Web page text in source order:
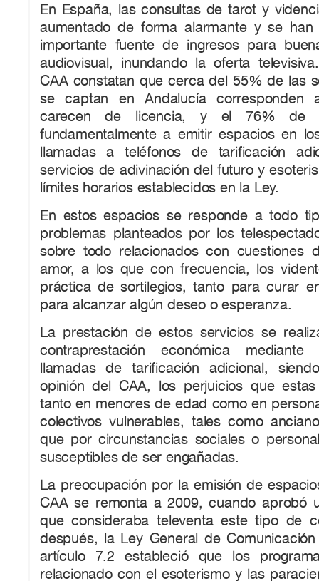
En España, las consultas de tarot y
aumentado de forma alarmante y se
importante fuente de ingresos para
audiovisual, inundando la oferta
CAA constatan que cerca del 55% de las
se captan en Andalucía corresponden
carecen de licencia, y el 76% de
fundamentalmente a emitir espacios en
llamadas a teléfonos de tarificación
servicios de adivinación del futuro y
límites horarios establecidos en la Ley.
En estos espacios se responde a todo
problemas planteados por los
sobre todo relacionados con cuestiones
amor, a los que con frecuencia, los
práctica de sortilegios, tanto para curar
para alcanzar algún deseo o esperanza.
La prestación de estos servicios se
contraprestación económica
llamadas de tarificación adicional,
opinión del CAA, los perjuicios que
tanto en menores de edad como en
colectivos vulnerables, tales como
que por circunstancias sociales o
susceptibles de ser engañadas.
La preocupación por la emisión de
CAA se remonta a 2009, cuando aprobó
que consideraba televenta este tipo de
después, la Ley General de
artículo 7.2 estableció que los
relacionado con el esoterismo y las